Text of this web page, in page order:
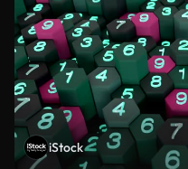
iStock